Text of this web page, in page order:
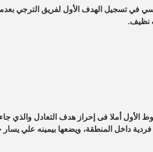
التونسي في تسجيل الهدف الأول لفريق
نظيف.
داخل المنطقة، ويضعها بيمينه علي